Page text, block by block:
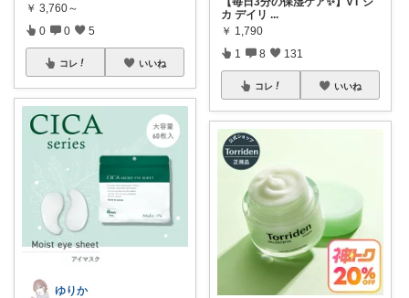
￥ 3,760～
0 0 5
コレ いいね
ゆりか
カ デイリ ...
￥ 1,790
1 8 131
コレ いいね